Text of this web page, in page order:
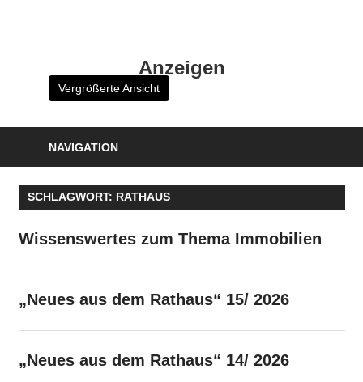
Anzeigen
Vergrößerte Ansicht
NAVIGATION
SCHLAGWORT: RATHAUS
Wissenswertes zum Thema Immobilien
„Neues aus dem Rathaus“ 15/ 2026
„Neues aus dem Rathaus“ 14/ 2026